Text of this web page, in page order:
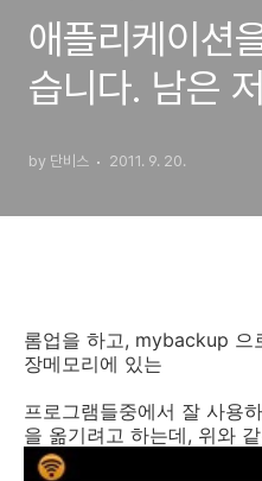
애플리케이션
습니다. 남은
드 이동 오류
by 단비스 2011. 9. 20.
롬업을 하고, mybackup 으
장메모리에 있는
프로그램들중에서 잘 사용
을 옮기려고 하는데, 위와